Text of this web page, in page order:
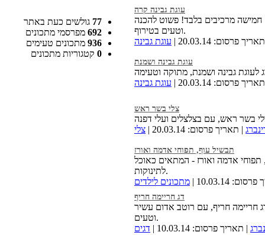
77 גולשים כעת באתר
692 מפרסמי מתכונים
936 מתכונים טעימים
0 קטגוריות מתכונים
עוגת גבינה קרה
חמישה מרכיבים בלבד! פשוט להכנה
וטעים בטירוף.
פרסום: 20.03.14 |
עוגת גבינה
עוגת גבינה ושמנת
פרסום: 20.03.14 | עוגת גבינה
צלי בשר ראש
| תאריך פרסום: 20.03.14 | צלי
תבשיל עוף, תפוחי אדמה ואורז
אדמה ואורז - המתאים כאוכל
לתינוקות.
10.03.14 |
מתכונים לילדים
דג חריימה חריף
חריימה חריף, עם רוטב אדום עשיר
וטעים.
| תאריך פרסום: 10.03.14 | דגים